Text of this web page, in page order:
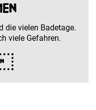
die vielen Badetage.
viele Gefahren.